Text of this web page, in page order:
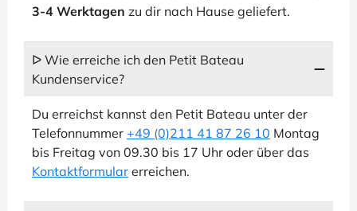
3-4 Werktagen zu dir nach Hause geliefert.
ᐅ Wie erreiche ich den Petit Bateau
Kundenservice?
Du erreichst kannst den Petit Bateau unter der
Telefonnummer +49 (0)211 41 87 26 10 Montag
bis Freitag von 09.30 bis 17 Uhr oder über das
Kontaktformular erreichen.